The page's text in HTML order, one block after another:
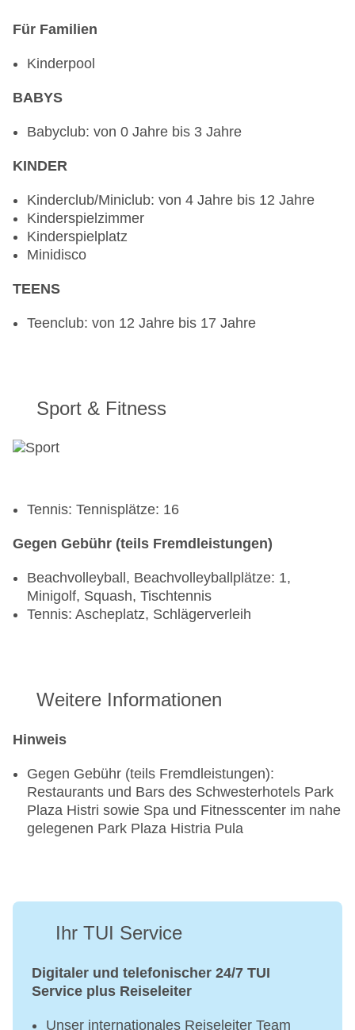
Für Familien
Kinderpool
BABYS
Babyclub: von 0 Jahre bis 3 Jahre
KINDER
Kinderclub/Miniclub: von 4 Jahre bis 12 Jahre
Kinderspielzimmer
Kinderspielplatz
Minidisco
TEENS
Teenclub: von 12 Jahre bis 17 Jahre
Sport & Fitness
Tennis: Tennisplätze: 16
Gegen Gebühr (teils Fremdleistungen)
Beachvolleyball, Beachvolleyballplätze: 1,
Minigolf, Squash, Tischtennis
Tennis: Ascheplatz, Schlägerverleih
Weitere Informationen
Hinweis
Gegen Gebühr (teils Fremdleistungen):
Restaurants und Bars des Schwesterhotels Park
Plaza Histri sowie Spa und Fitnesscenter im nahe
gelegenen Park Plaza Histria Pula
Ihr TUI Service
Digitaler und telefonischer 24/7 TUI
Service plus Reiseleiter
Unser internationales Reiseleiter Team